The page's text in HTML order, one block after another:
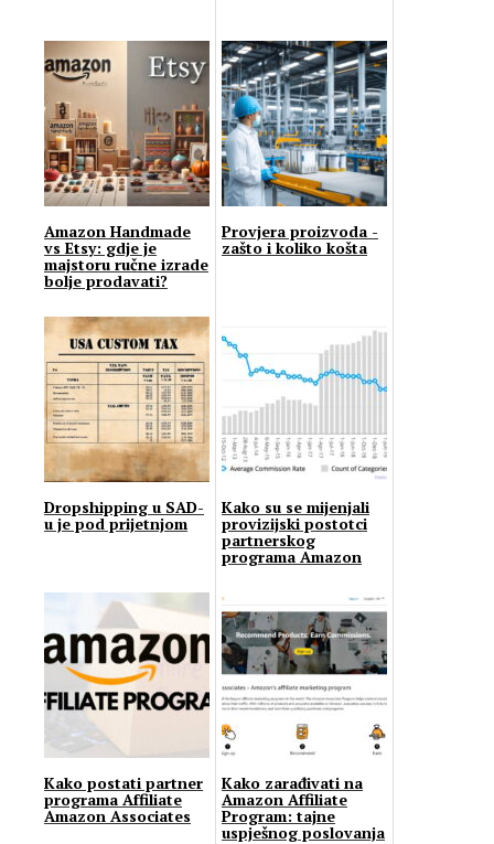
Amazon Handmade
vs Etsy: gdje je
majstoru ručne izrade
bolje prodavati?
Provjera proizvoda -
zašto i koliko košta
Dropshipping u SAD-
u je pod prijetnjom
Kako su se mijenjali
provizijski postotci
partnerskog
programa Amazon
Kako postati partner
programa Affiliate
Amazon Associates
Kako zarađivati na
Amazon Affiliate
Program: tajne
uspješnog poslovanja